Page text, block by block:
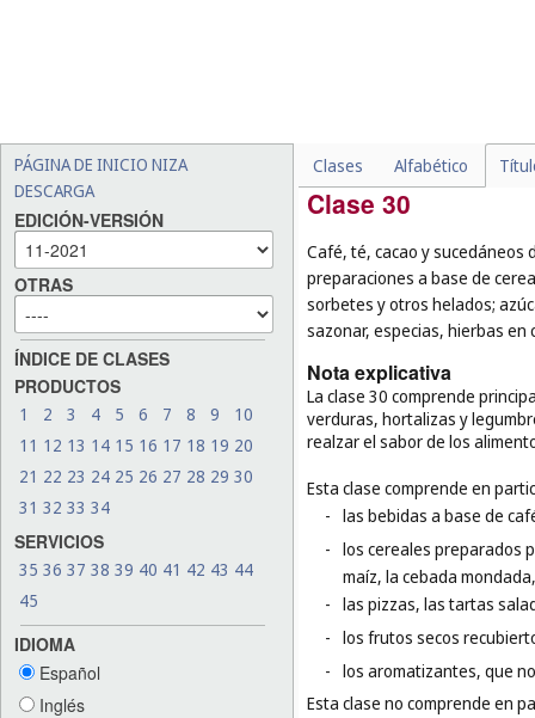
PÁGINA DE INICIO NIZA
DESCARGA
EDICIÓN-VERSIÓN
OTRAS
ÍNDICE DE CLASES
PRODUCTOS
1 2 3 4 5 6 7 8 9
10
11 12 13 14 15 16 17 18 19 20
21 22 23 24 25 26 27 28 29 30
31 32 33 34
SERVICIOS
35 36 37 38 39 40 41 42 43 44
45
IDIOMA
Español
Inglés
Clases Alfabético
las semillas para plantar (
Clase 30
Café, té, cacao y sucedáneos
preparaciones a base de
sorbetes y otros helados;
sazonar, especias, hierbas
Nota explicativa
La clase 30 comprende
verduras, hortalizas y
realzar el sabor de los
Esta clase comprende en
- las bebidas a base de
- los cereales preparados
maíz, la cebada
- las pizzas, las tartas
- los frutos secos
- los aromatizantes, que
Esta clase no comprende en